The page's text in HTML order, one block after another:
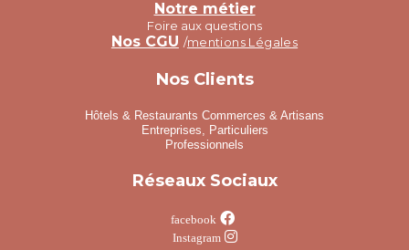
Notre métier
Foire aux questions
Nos CGU /mentions Légales
Nos Clients
Hôtels & Restaurants Commerces & Artisans
Entreprises, Particuliers
Professionnels
Réseaux Sociaux
facebook 
Instagram 